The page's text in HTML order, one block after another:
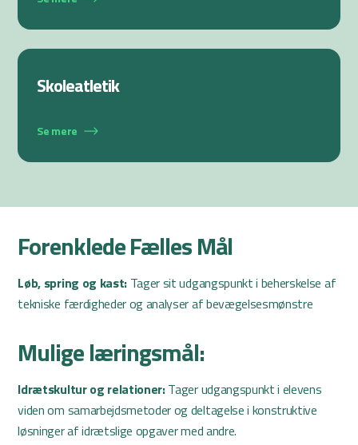
Skoleatletik
Se mere
Forenklede Fælles Mål
Løb, spring og kast: Tager sit udgangspunkt i beherskelse af
tekniske færdigheder og analyser af bevægelsesmønstre
Mulige læringsmål:
Idrætskultur og relationer:Tager udgangspunkt i elevens
viden om samarbejdsmetoder og deltagelse i konstruktive
løsninger af idrætslige opgaver med andre.